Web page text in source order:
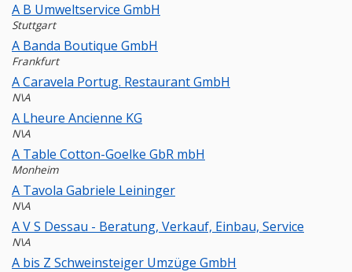
A B Umweltservice GmbH
Stuttgart
A Banda Boutique GmbH
Frankfurt
A Caravela Portug. Restaurant GmbH
N\A
A Lheure Ancienne KG
N\A
A Table Cotton-Goelke GbR mbH
Monheim
A Tavola Gabriele Leininger
N\A
A V S Dessau - Beratung, Verkauf, Einbau, Service
N\A
A bis Z Schweinsteiger Umzüge GmbH